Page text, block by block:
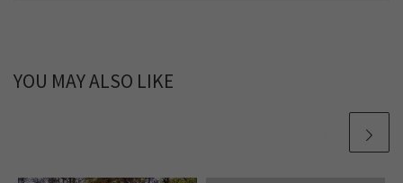
YOU MAY ALSO LIKE